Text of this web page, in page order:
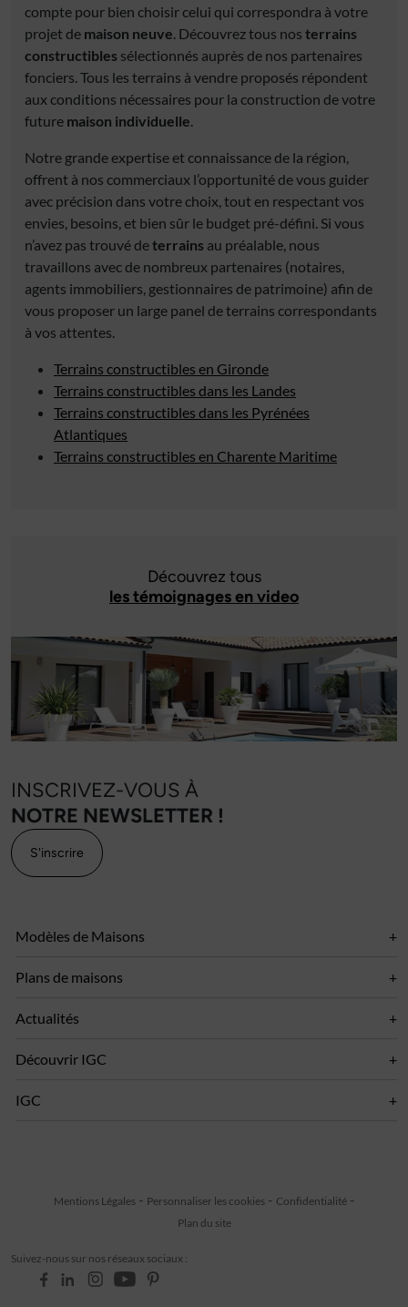
compte pour bien choisir celui qui correspondra à votre
projet de maison neuve. Découvrez tous nos terrains
constructibles sélectionnés auprès de nos partenaires
fonciers. Tous les terrains à vendre proposés répondent
aux conditions nécessaires pour la construction de votre
future maison individuelle.
Notre grande expertise et connaissance de la région,
offrent à nos commerciaux l’opportunité de vous guider
avec précision dans votre choix, tout en respectant vos
envies, besoins, et bien sûr le budget pré-défini. Si vous
n’avez pas trouvé deterrains au préalable, nous
travaillons avec de nombreux partenaires (notaires,
agents immobiliers, gestionnaires de patrimoine) afin de
vous proposer un large panel de terrains correspondants
à vos attentes.
Terrains constructibles en Gironde
Terrains constructibles dans les Landes
Terrains constructibles dans les Pyrénées
Atlantiques
Terrains constructibles en Charente Maritime
Découvrez tous
les témoignages en video
INSCRIVEZ-VOUS À
NOTRE NEWSLETTER !
S'inscrire
Modèles de Maisons
Plans de maisons
Actualités
Découvrir IGC
IGC
Suivez-nous sur nos réseaux sociaux :
Mentions Légales Personnaliser les cookies
Confidentialité
Plan du site